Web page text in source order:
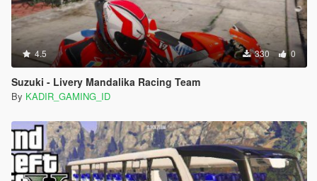
4.5 330 0
Suzuki - Livery Mandalika Racing Team
By KADIR_GAMING_ID